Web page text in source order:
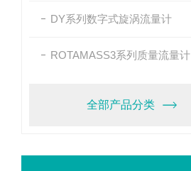
DY系列数字式旋涡流量计
ROTAMASS3系列质量流量计
全部产品分类